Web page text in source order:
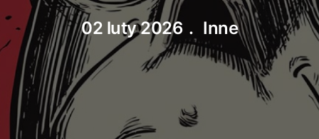
02 luty 2026 Inne